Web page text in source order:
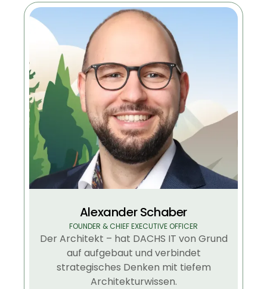
Alexander Schaber
FOUNDER & CHIEF EXECUTIVE OFFICER
Der Architekt – hat DACHS IT von Grund
auf aufgebaut und verbindet
strategisches Denken mit tiefem
Architekturwissen.